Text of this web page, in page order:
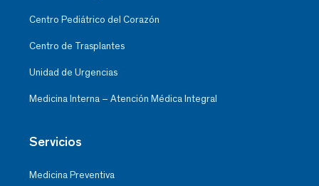
Centro Pediátrico del Corazón
Centro de Trasplantes
Unidad de Urgencias
Medicina Interna – Atención Médica Integral
Servicios
Medicina Preventiva